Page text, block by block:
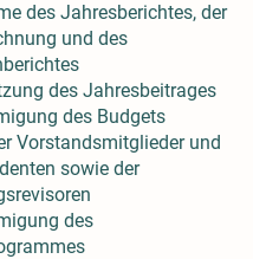
des Jahresberichtes, der
und des
des Jahresbeitrages
des Budgets
Vorstandsmitglieder und
sowie der
des